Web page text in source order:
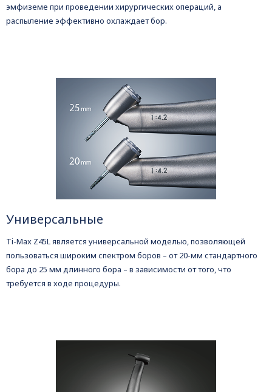
эмфиземе при проведении хирургических операций, а
распыление эффективно охлаждает бор.
Универсальные
Ti-Max Z45L является универсальной моделью, позволяющей
пользоваться широким спектром боров – от 20-мм стандартного
бора до 25 мм длинного бора – в зависимости от того, что
требуется в ходе процедуры.